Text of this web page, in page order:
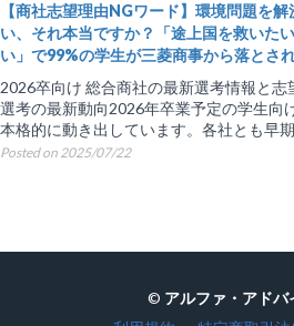
【商社志望理由NGワード】環境問題を
い、それ本当ですか？「途上国を救いた
い」で99%の学生が三菱商事から落とさ
2026卒向け 総合商社の最新選考情報と
選考の最新動向2026年卒業予定の学生向
本格的に動き出しています。各社とも早
Posted on 2025/07/22
© アルファ・アドバ